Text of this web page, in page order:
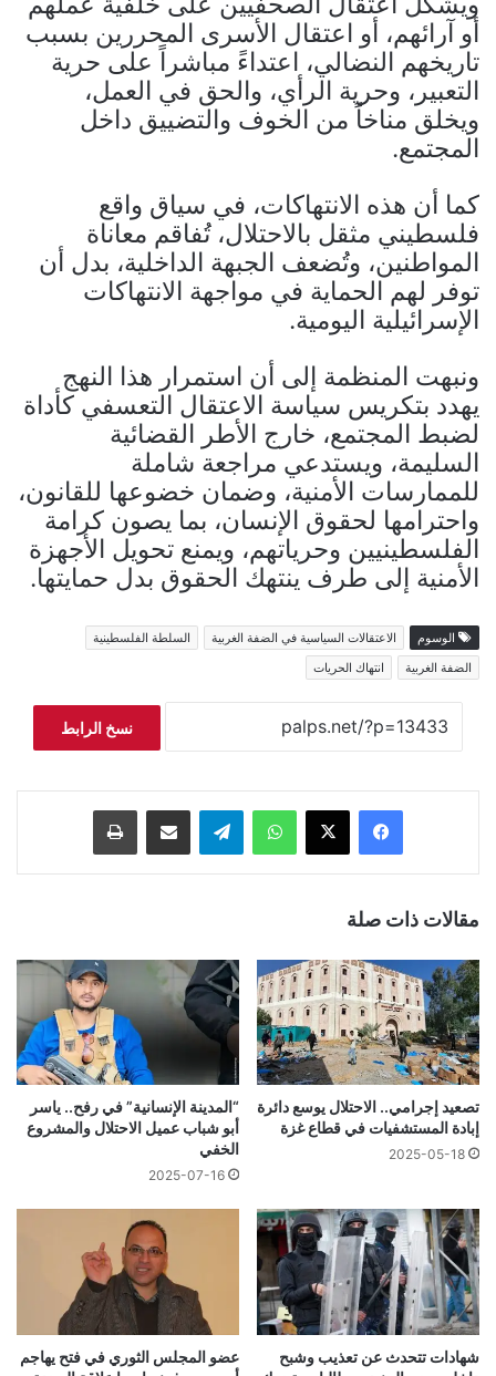
أو آرائهم، أو اعتقال الأسرى المحررين بسبب
تاريخهم النضالي، اعتداءً مباشراً على حرية
التعبير، وحرية الرأي، والحق في العمل،
ويخلق مناخاً من الخوف والتضييق داخل
المجتمع.
كما أن هذه الانتهاكات، في سياق واقع
فلسطيني مثقل بالاحتلال، تُفاقم معاناة
المواطنين، وتُضعف الجبهة الداخلية، بدل أن
توفر لهم الحماية في مواجهة الانتهاكات
الإسرائيلية اليومية.
ونبهت المنظمة إلى أن استمرار هذا النهج
يهدد بتكريس سياسة الاعتقال التعسفي كأداة
لضبط المجتمع، خارج الأطر القضائية
السليمة، ويستدعي مراجعة شاملة
للممارسات الأمنية، وضمان خضوعها للقانون،
واحترامها لحقوق الإنسان، بما يصون كرامة
الفلسطينيين وحرياتهم، ويمنع تحويل الأجهزة
الأمنية إلى طرف ينتهك الحقوق بدل حمايتها.
الوسوم الاعتقالات السياسية في الضفة الغربية
السلطة الفلسطينية
الضفة الغربية
انتهاك الحريات
نسخ الرابط
فيسبوك ‫X واتساب تيلقرام مشاركة عبر البريد طباعة
مقالات ذات صلة
تصعيد إجرامي.. الاحتلال يوسع دائرة
إبادة المستشفيات في قطاع غزة
2025-05-18
“المدينة الإنسانية” في رفح.. ياسر
أبو شباب عميل الاحتلال والمشروع
الخفي
2025-07-16
شهادات تتحدث عن تعذيب وشبح
عضو المجلس الثوري في فتح يهاجم